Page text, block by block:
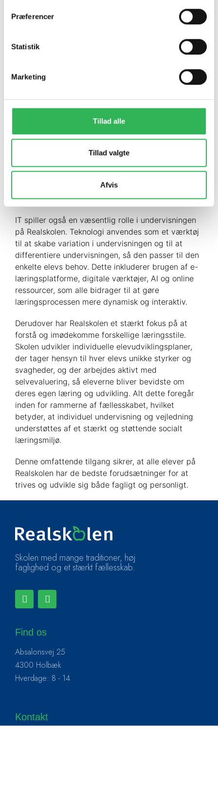
Præferencer
Statistik
Marketing
Tillad alle
Tillad valgte
Afvis
grupper for at løse opgaver. Dette fremmer
deres evne til at arbejde i team, dele ansvar
Læsegrupper:
Eleverne læser og diskuterer
læringsmiljø, hvor de kan dele deres
yder målrettet støtte og vejledning til
eleverne, enten individuelt eller i mindre
større opgaver. Dette sikrer, at eleverne får
den nødvendige hjælp til at forstå komplekse
emner og udvikle deres projekter.
IT spiller også en væsentlig rolle i undervisningen
på Realskolen. Teknologi anvendes som et værktøj
til at skabe variation i undervisningen og til at
differentiere undervisningen, så den passer til den
enkelte elevs behov. Dette inkluderer brugen af e-
læringsplatforme, digitale værktøjer, AI og online
ressourcer, som alle bidrager til at gøre
læringsprocessen mere dynamisk og interaktiv.
Derudover har Realskolen et stærkt fokus på at
forstå og imødekomme forskellige læringsstile.
Skolen udvikler individuelle elevudviklingsplaner,
der tager hensyn til hver elevs unikke styrker og
svagheder, og der arbejdes aktivt med
selvevaluering, så eleverne bliver bevidste om
deres egen læring og udvikling. Alt dette foregår
inden for rammerne af fællesskabet, hvilket
betyder, at individuel undervisning og vejledning
understøttes af et stærkt og støttende socialt
læringsmiljø.
Denne omfattende tilgang sikrer, at alle elever på
Realskolen har de bedste forudsætninger for at
trives og udvikle sig både fagligt og personligt.
Skolen med mange traditioner, høj
faglighed og et stærkt fællesskab.
Find os
Absalonsvej 25
4300 Holbæk
Hverdage: 8 - 14
Kontakt